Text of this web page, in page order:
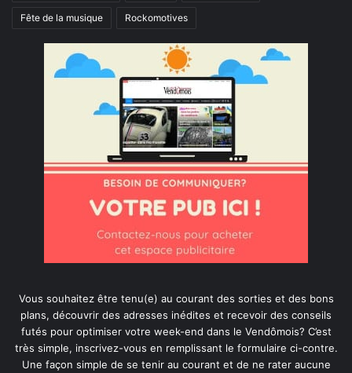
Fête de la musique Rockomotives
Vous souhaitez être tenu(e) au courant des sorties et des bons
plans, découvrir des adresses inédites et recevoir des conseils
futés pour optimiser votre week-end dans le Vendômois? C’est
très simple, inscrivez-vous en remplissant le formulaire ci-contre.
Une façon simple de se tenir au courant et de ne rater aucune